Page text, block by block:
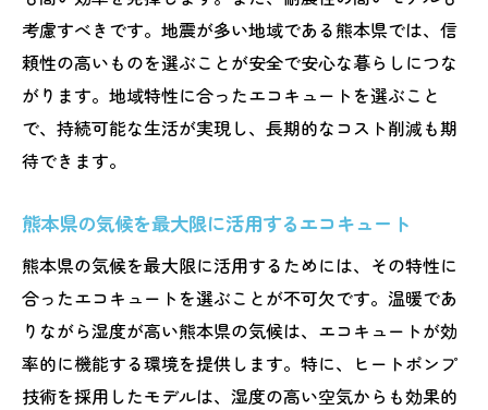
持続可能な生活を実現するエコキュート選
び
熊本県の未来を支えるエコキュートの選択
長期的な視点でのエコキュート活用法
熊本県の持続可能なエネルギー利用の実現
イル
未来を見据えたエコキュートの選び方
考慮すべきです。地震が多い地域である熊本県では、信
頼性の高いものを選ぶことが安全で安心な暮らしにつな
がります。地域特性に合ったエコキュートを選ぶこと
で、持続可能な生活が実現し、長期的なコスト削減も期
待できます。
熊本県の気候を最大限に活用するエコキュート
熊本県の気候を最大限に活用するためには、その特性に
合ったエコキュートを選ぶことが不可欠です。温暖であ
りながら湿度が高い熊本県の気候は、エコキュートが効
率的に機能する環境を提供します。特に、ヒートポンプ
技術を採用したモデルは、湿度の高い空気からも効果的